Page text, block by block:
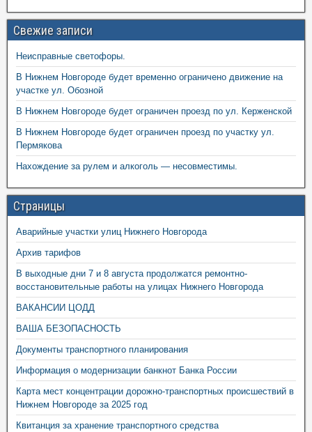
Свежие записи
Неисправные светофоры.
В Нижнем Новгороде будет временно ограничено движение на
участке ул. Обозной
В Нижнем Новгороде будет ограничен проезд по ул. Керженской
В Нижнем Новгороде будет ограничен проезд по участку ул.
Пермякова
Нахождение за рулем и алкоголь — несовместимы.
Страницы
Аварийные участки улиц Нижнего Новгорода
Архив тарифов
В выходные дни 7 и 8 августа продолжатся ремонтно-
восстановительные работы на улицах Нижнего Новгорода
ВАКАНСИИ ЦОДД
ВАША БЕЗОПАСНОСТЬ
Документы транспортного планирования
Информация о модернизации банкнот Банка России
Карта мест концентрации дорожно-транспортных происшествий в
Нижнем Новгороде за 2025 год
Квитанция за хранение транспортного средства